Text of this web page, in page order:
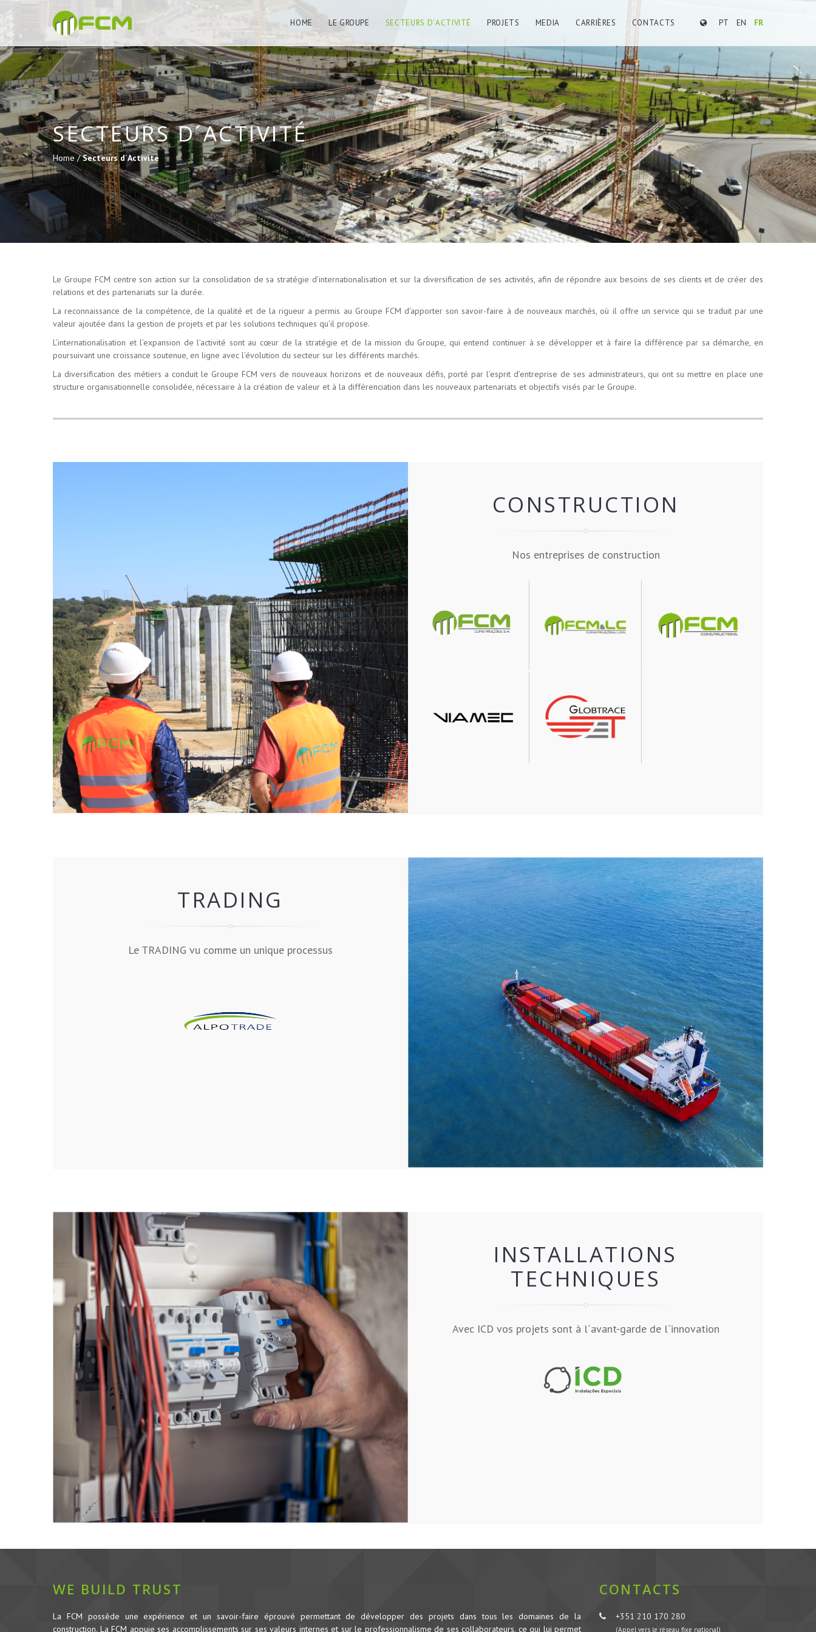
PT EN FR
HOME LE GROUPE SECTEURS D´ACTIVITÉ PROJETS MEDIA CARRIÈRES CONTACTS
SECTEURS D´ACTIVITÉ
Home /Secteurs d´Activité
Le Groupe FCM centre son action sur la consolidation de sa stratégie d’internationalisation et sur la diversification de ses activités, afin de répondre aux besoins de ses clients et de créer des
relations et des partenariats sur la durée.
La reconnaissance de la compétence, de la qualité et de la rigueur a permis au Groupe FCM d’apporter son savoir-faire à de nouveaux marchés, où il offre un service qui se traduit par une
valeur ajoutée dans la gestion de projets et par les solutions techniques qu’il propose.
L’internationalisation et l’expansion de l’activité sont au cœur de la stratégie et de la mission du Groupe, qui entend continuer à se développer et à faire la différence par sa démarche, en
poursuivant une croissance soutenue, en ligne avec l’évolution du secteur sur les différents marchés.
La diversification des métiers a conduit le Groupe FCM vers de nouveaux horizons et de nouveaux défis, porté par l’esprit d’entreprise de ses administrateurs, qui ont su mettre en place une
structure organisationnelle consolidée, nécessaire à la création de valeur et à la différenciation dans les nouveaux partenariats et objectifs visés par le Groupe.
CONSTRUCTION
Nos entreprises de construction
TRADING
Le TRADING vu comme un unique processus
INSTALLATIONS
TECHNIQUES
Avec ICD vos projets sont à l´avant-garde de l´innovation
WE BUILD TRUST
La FCM possède une expérience et un savoir-faire éprouvé permettant de développer des projets dans tous les domaines de la
construction. La FCM appuie ses accomplissements sur ses valeurs internes et sur le professionnalisme de ses collaborateurs, ce qui lui permet
CONTACTS
+351 210 170 280
(Appel vers le réseau fixe national)